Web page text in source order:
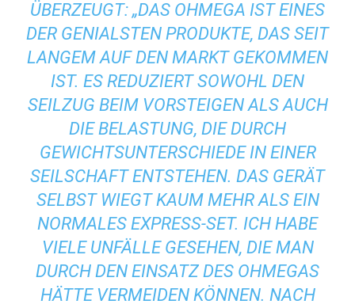
ÜBERZEUGT: „DAS OHMEGA IST EINES
DER GENIALSTEN PRODUKTE, DAS SEIT
LANGEM AUF DEN MARKT GEKOMMEN
IST. ES REDUZIERT SOWOHL DEN
SEILZUG BEIM VORSTEIGEN ALS AUCH
DIE BELASTUNG, DIE DURCH
GEWICHTSUNTERSCHIEDE IN EINER
SEILSCHAFT ENTSTEHEN. DAS GERÄT
SELBST WIEGT KAUM MEHR ALS EIN
NORMALES EXPRESS-SET. ICH HABE
VIELE UNFÄLLE GESEHEN, DIE MAN
DURCH DEN EINSATZ DES OHMEGAS
HÄTTE VERMEIDEN KÖNNEN. NACH